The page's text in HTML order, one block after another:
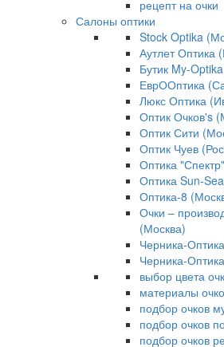
рецепт на очки
Салоны оптики
Stock Optika
Аутлет Оптика
Бутик My-
ЕврООптика
Люкс Оптика
Оптик Очков's
Оптик Сити
Оптик Чуев
Оптика
Оптика Sun-
Оптика-8
Очки –
(Москва)
Черника-
Черника-
выбор цвета
материалы
подбор очков
подбор очков
подбор очков